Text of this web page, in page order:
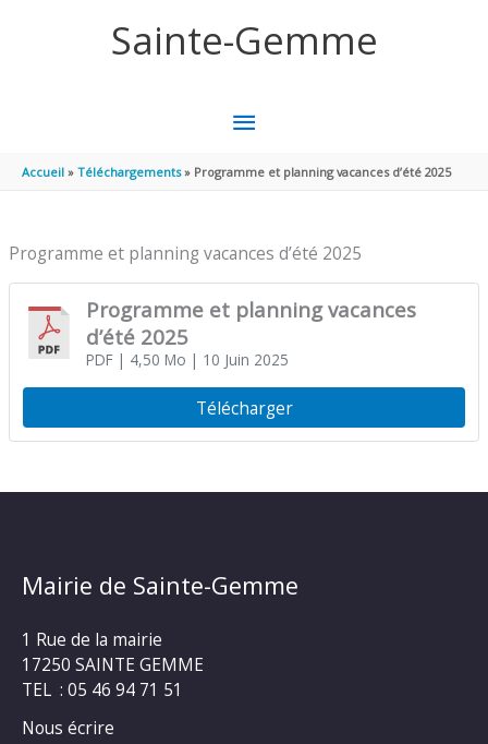
Sainte-Gemme
MENU
PRINCIPAL
Accueil Téléchargements Programme et planning vacances d’été 2025
Programme et planning vacances d’été 2025
Programme et planning vacances
d’été 2025
PDF| 4,50 Mo | 10 Juin 2025
Télécharger
Mairie de Sainte-Gemme
1 Rue de la mairie
17250 SAINTE GEMME
TEL : 05 46 94 71 51
Nous écrire